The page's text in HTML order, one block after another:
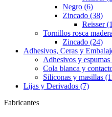
Negro (6)
Zincado (38)
Reisser
Tornillos rosca
Zincado (24)
Adhesivos, Ceras y
Adhesivos y
Cola blanca y
Siliconas y masillas
Lijas y Derivados (7)
Fabricantes